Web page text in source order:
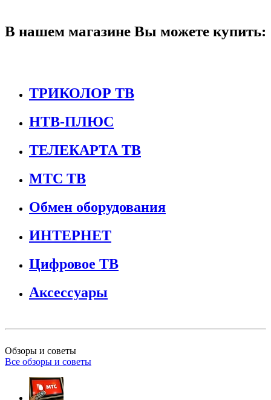
В нашем магазине Вы можете купить:
ТРИКОЛОР ТВ
НТВ-ПЛЮС
ТЕЛЕКАРТА ТВ
МТС ТВ
Обмен оборудования
ИНТЕРНЕТ
Цифровое ТВ
Аксессуары
Обзоры и советы
Все обзоры и советы